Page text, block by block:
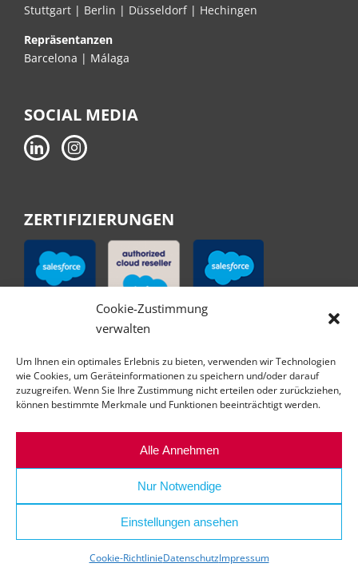
Cookie-Zustimmung
verwalten
Um Ihnen ein optimales Erlebnis zu bieten, verwenden wir Technologien
wie Cookies, um Geräteinformationen zu speichern und/oder darauf
zuzugreifen. Wenn Sie Ihre Zustimmung nicht erteilen oder zurückziehen,
können bestimmte Merkmale und Funktionen beeinträchtigt werden.
Alle Annehmen
Nur Notwendige
Einstellungen ansehen
Cookie-RichtlinieDatenschutzImpressum
Stuttgart | Berlin | Düsseldorf | Hechingen
Repräsentanzen
Barcelona | Málaga
SOCIAL MEDIA
ZERTIFIZIERUNGEN
© Copyright | All right reserved | abilex GmbH